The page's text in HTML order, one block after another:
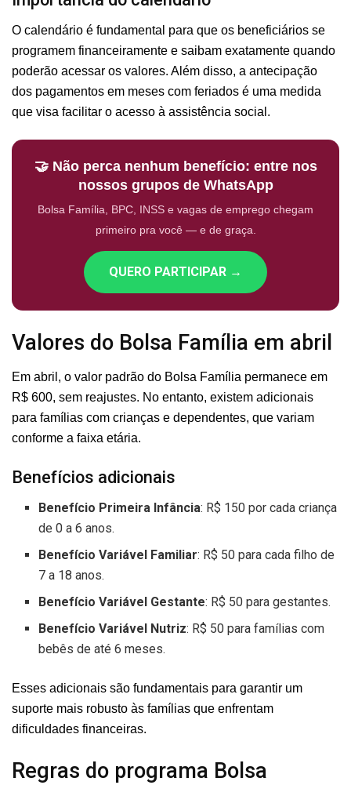
O calendário é fundamental para que os beneficiários se
programem financeiramente e saibam exatamente quando
poderão acessar os valores. Além disso, a antecipação
dos pagamentos em meses com feriados é uma medida
que visa facilitar o acesso à assistência social.
🤝 Não perca nenhum benefício: entre nos
nossos grupos de WhatsApp
Bolsa Família, BPC, INSS e vagas de emprego chegam
primeiro pra você — e de graça.
QUERO PARTICIPAR →
Valores do Bolsa Família em abril
Em abril, o valor padrão do Bolsa Família permanece em
R$ 600, sem reajustes. No entanto, existem adicionais
para famílias com crianças e dependentes, que variam
conforme a faixa etária.
Benefícios adicionais
Benefício Primeira Infância: R$ 150 por cada criança
de 0 a 6 anos.
Benefício Variável Familiar: R$ 50 para cada filho de
7 a 18 anos.
Benefício Variável Gestante: R$ 50 para gestantes.
Benefício Variável Nutriz: R$ 50 para famílias com
bebês de até 6 meses.
Esses adicionais são fundamentais para garantir um
suporte mais robusto às famílias que enfrentam
dificuldades financeiras.
Regras do programa Bolsa